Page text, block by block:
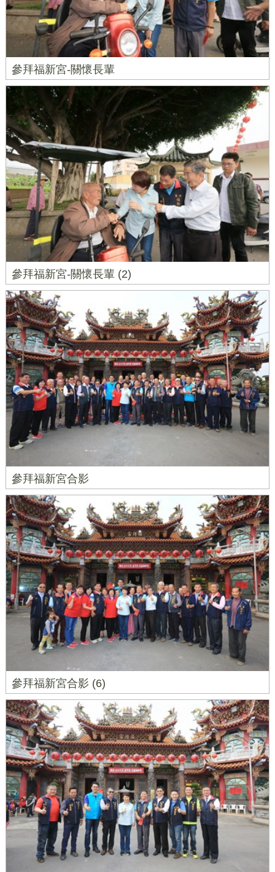
參拜福新宮-關懷長輩
參拜福新宮-關懷長輩 (2)
參拜福新宮合影
參拜福新宮合影 (6)